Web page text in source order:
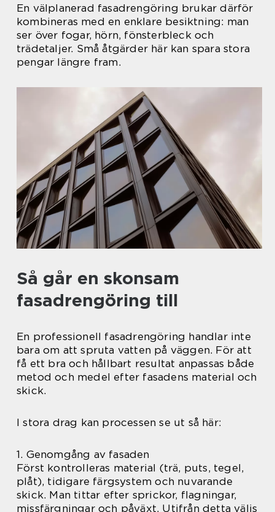
En välplanerad fasadrengöring brukar därför
kombineras med en enklare besiktning: man
ser över fogar, hörn, fönsterbleck och
trädetaljer. Små åtgärder här kan spara stora
pengar längre fram.
Så går en skonsam
fasadrengöring till
En professionell fasadrengöring handlar inte
bara om att spruta vatten på väggen. För att
få ett bra och hållbart resultat anpassas både
metod och medel efter fasadens material och
skick.
I stora drag kan processen se ut så här:
1. Genomgång av fasaden
Först kontrolleras material (trä, puts, tegel,
plåt), tidigare färgsystem och nuvarande
skick. Man tittar efter sprickor, flagningar,
missfärgningar och påväxt. Utifrån detta väljs